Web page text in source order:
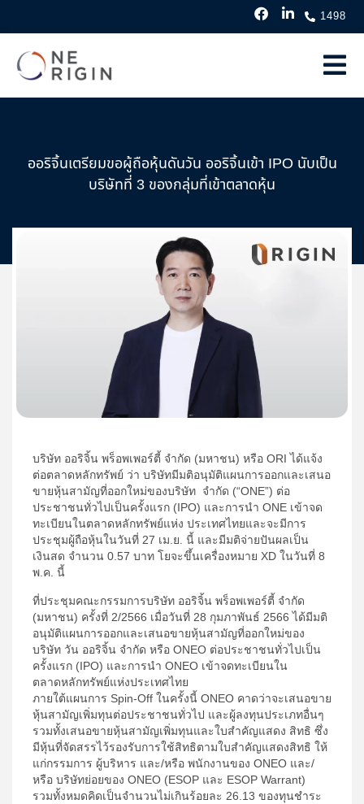
1498
ออริจิ้นเตรียมขอผู้ถือหุ้นดันวัน ออริจิ้นเข้า IPO นับเป็น
บริษัทที่ 3 ของกลุ่มที่เข้าตลาดหุ้น
บริษัท ออริจิ้น พร็อพเพอร์ตี้ จำกัด (มหาชน) หรือ ORI ได้แจ้ง
ต่อตลาดหลักทรัพย์ ว่า บริษัทมีมติอนุมัติแผนการออกและเสนอ
ขายหุ้นสามัญที่ออกใหม่ของบริษัท จำกัด (“ONE”) ต่อ
ประชาชนทั่วไปเป็นครั้งแรก (IPO) และการนำ ONE เข้าจด
ทะเบียนในตลาดหลักทรัพย์แห่ง ประเทศไทยและจะมีการ
ประชุมผู้ถือหุ้นในวันที่ 27 เม.ย. นี้ และมีมติจ่ายปันผลเป็น
เงินสด จำนวน 0.57 บาท โยจะขึ้นเครื่องหมาย XD ในวันที่ 8
พ.ค. นี้
ที่ประชุมคณะกรรมการบริษัท ออริจิ้น พร็อพเพอร์ตี้ จำกัด
(มหาชน) ครั้งที่ 2/2566 เมื่อวันที่ 28 กุมภาพันธ์ 2566 ได้มีมติ
อนุมัติแผนการออกและเสนอขายหุ้นสามัญที่ออกใหม่ของ
บริษัท วัน ออริจิ้น จำกัด หรือ ONEO ต่อประชาชนทั่วไปเป็น
ครั้งแรก (IPO) และการนำ ONEO เข้าจดทะเบียนใน
ตลาดหลักทรัพย์แห่งประเทศไทย
ภายใต้แผนการ Spin-Off ในครั้งนี้ ONEO คาดว่าจะเสนอขาย
หุ้นสามัญเพิ่มทุนต่อประชาชนทั่วไป และผู้ลงทุนประเภทอื่นๆ
รวมทั้งเสนอขายหุ้นสามัญเพิ่มทุนและใบสำคัญแสดง สิทธิ ซึ่ง
มีหุ้นที่จัดสรรไว้รองรับการใช้สิทธิตามใบสำคัญแสดงสิทธิ ให้
แก่กรรมการ ผู้บริหาร และ/หรือ พนักงานของ ONEO และ/
หรือ บริษัทย่อยของ ONEO (ESOP และ ESOP Warrant)
รวมทั้งหมดคิดเป็นจำนวนไม่เกินร้อยละ 26.13 ของทุนชำระ